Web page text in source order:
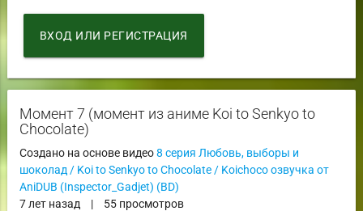
ВХОД ИЛИ РЕГИСТРАЦИЯ
Момент 7 (момент из аниме Koi to Senkyo to
Chocolate)
Создано на основе видео8 серия Любовь, выборы и
шоколад / Koi to Senkyo to Chocolate / Koichoco озвучка от
AniDUB (Inspector_Gadjet) (BD)
7 лет назад
|
55 просмотров